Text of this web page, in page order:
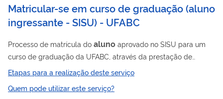
Matricular-se em curso de graduação (aluno
ingressante - SISU) - UFABC
Processo de matrícula do aluno aprovado no SISU para um
curso de graduação da UFABC, através da prestação de
informações complementares e envio de documentos
comprobatórios das informações prestadas para o ingresso do
aluno.
Etapas para a realização deste serviço
Quem pode utilizar este serviço?